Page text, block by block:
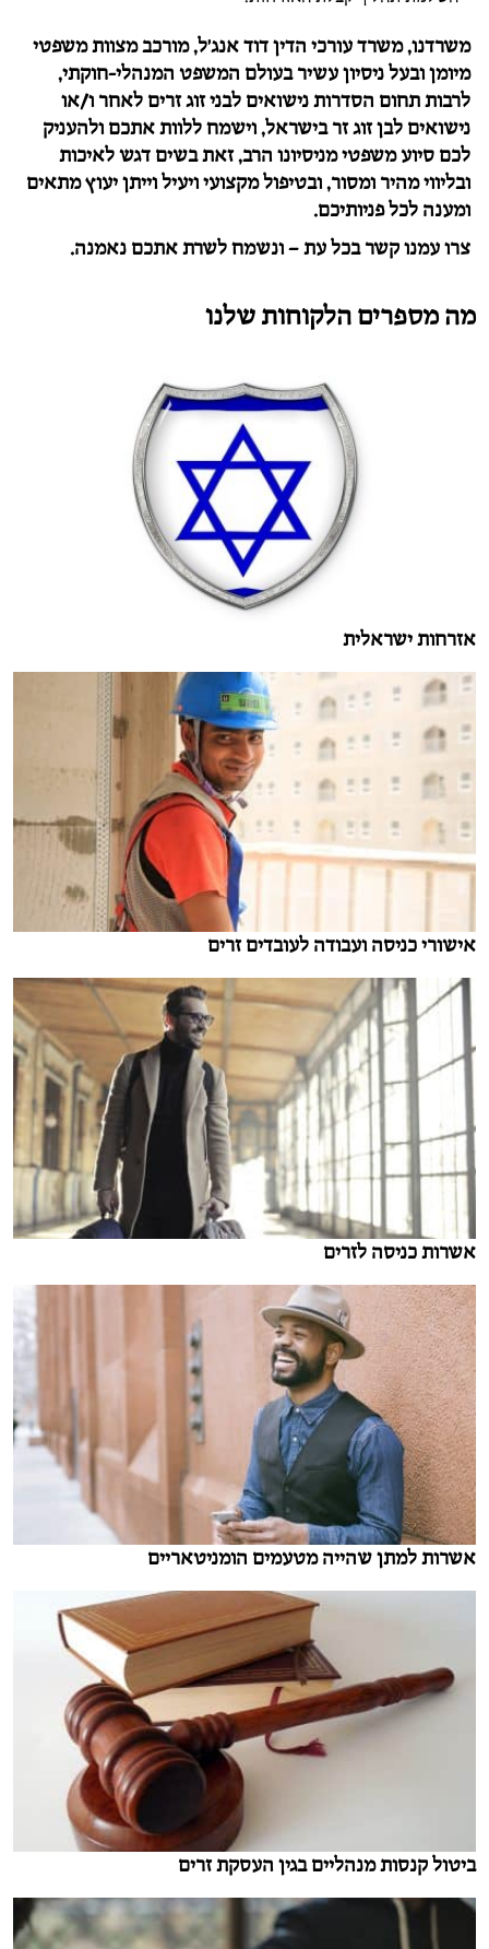
משרדנו, משרד עורכי הדין דוד אנג'ל, מורכב מצוות משפטי
מיומן ובעל ניסיון עשיר בעולם המשפט המנהלי-חוקתי,
לרבות תחום הסדרות נישואים לבני זוג זרים לאחר ו/או
נישואים לבן זוג זר בישראל, וישמח ללוות אתכם ולהעניק
לכם סיוע משפטי מניסיונו הרב, זאת בשים דגש לאיכות
ובליווי מהיר ומסור, ובטיפול מקצועי ויעיל וייתן יעוץ מתאים
ומענה לכל פניותיכם.
צרו עמנו קשר בכל עת – ונשמח לשרת אתכם נאמנה.
מה מספרים הלקוחות שלנו
אזרחות ישראלית
אישורי כניסה ועבודה לעובדים זרים
אשרות כניסה לזרים
אשרות למתן שהייה מטעמים הומניטאריים
ביטול קנסות מנהליים בגין העסקת זרים